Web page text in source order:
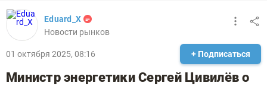
Eduard_X
Новости рынков
01 октября 2025, 08:16 + Подписаться
Министр энергетики Сергей Цивилёв о